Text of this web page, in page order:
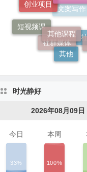
文案写作
赚钱项目
社群媒体
短视频课
其他
其他课程
时光静好
2026年08月09
今日
33%
本周
100%